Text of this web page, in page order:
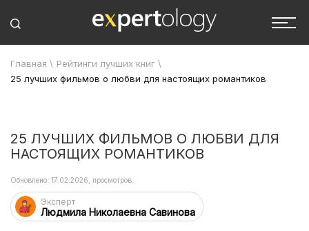
Главная \ Рейтинги лучших книг \
25 лучших фильмов о любви для настоящих романтиков
25 ЛУЧШИХ ФИЛЬМОВ О ЛЮБВИ ДЛЯ
НАСТОЯЩИХ РОМАНТИКОВ
Эксперт
Людмила Николаевна Савинова
Обновлено: 17.02.2026, просмотров: